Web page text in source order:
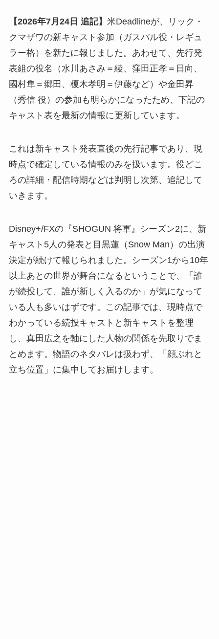
【2026年7月24日 追記】 米Deadlineが、リック・
クマザワの新キャスト参加（ガスパル役・レギュ
ラー格）を新たに報じました。あわせて、先行発
表組の役名（水川あさみ＝綾、窪田正孝＝日向、
國村隼＝郷田、榎木孝明＝伊藤など）や金田昇
（秀信 役）の参加も明らかになったため、下記の
キャスト表を最新の情報に更新しています。
これは新キャスト発表直後の先行記事であり、現
時点で確定している情報のみを扱います。役どこ
ろの詳細・配信時期などは判明し次第、追記して
いきます。
Disney+/FXの『SHOGUN 将軍』シーズン2に、新
キャスト5人の発表と目黒蓮（Snow Man）の出演
決定が続けて報じられました。シーズン1から10年
以上あとの世界が舞台になるということで、「誰
が続投して、誰が新しく入るのか」が気になって
いる人も多いはずです。この記事では、現時点で
わかっている続投キャストと新キャストを整理
し、真田広之を軸にした人物の関係を先取りでま
とめます。物語のネタバレは扱わず、「顔ぶれと
立ち位置」に集中してお届けします。